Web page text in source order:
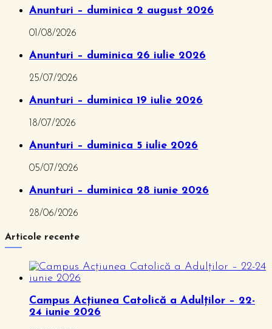
Anunturi – duminica 2 august 2026
01/08/2026
Anunturi – duminica 26 iulie 2026
25/07/2026
Anunturi – duminica 19 iulie 2026
18/07/2026
Anunturi – duminica 5 iulie 2026
05/07/2026
Anunturi – duminica 28 iunie 2026
28/06/2026
Articole recente
Campus Acțiunea Catolică a Adulților – 22-
24 iunie 2026